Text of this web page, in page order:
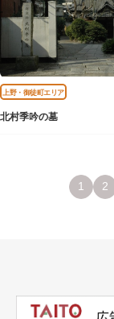
上野・御徒町エリア
北村季吟の墓
1 2